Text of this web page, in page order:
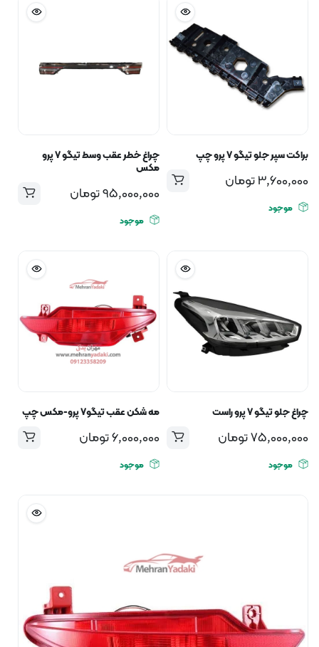
براکت سپر جلو تیگو ۷ پرو چپ
3,600,000تومان
موجود
چراغ خطر عقب وسط تیگو ۷ پرو
مکس
95,000,000تومان
موجود
چراغ جلو تیگو ۷ پرو راست
75,000,000تومان
موجود
مه شکن عقب تیگو۷ پرو-مکس چپ
6,000,000تومان
موجود